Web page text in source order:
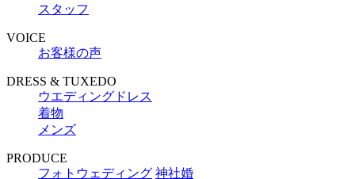
スタッフ
VOICE
お客様の声
DRESS & TUXEDO
ウエディングドレス
着物
メンズ
PRODUCE
フォトウェディング 神社婚